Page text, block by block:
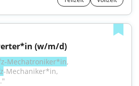
(w/m/d)
Mechatroniker*in,
-Mechaniker*in,